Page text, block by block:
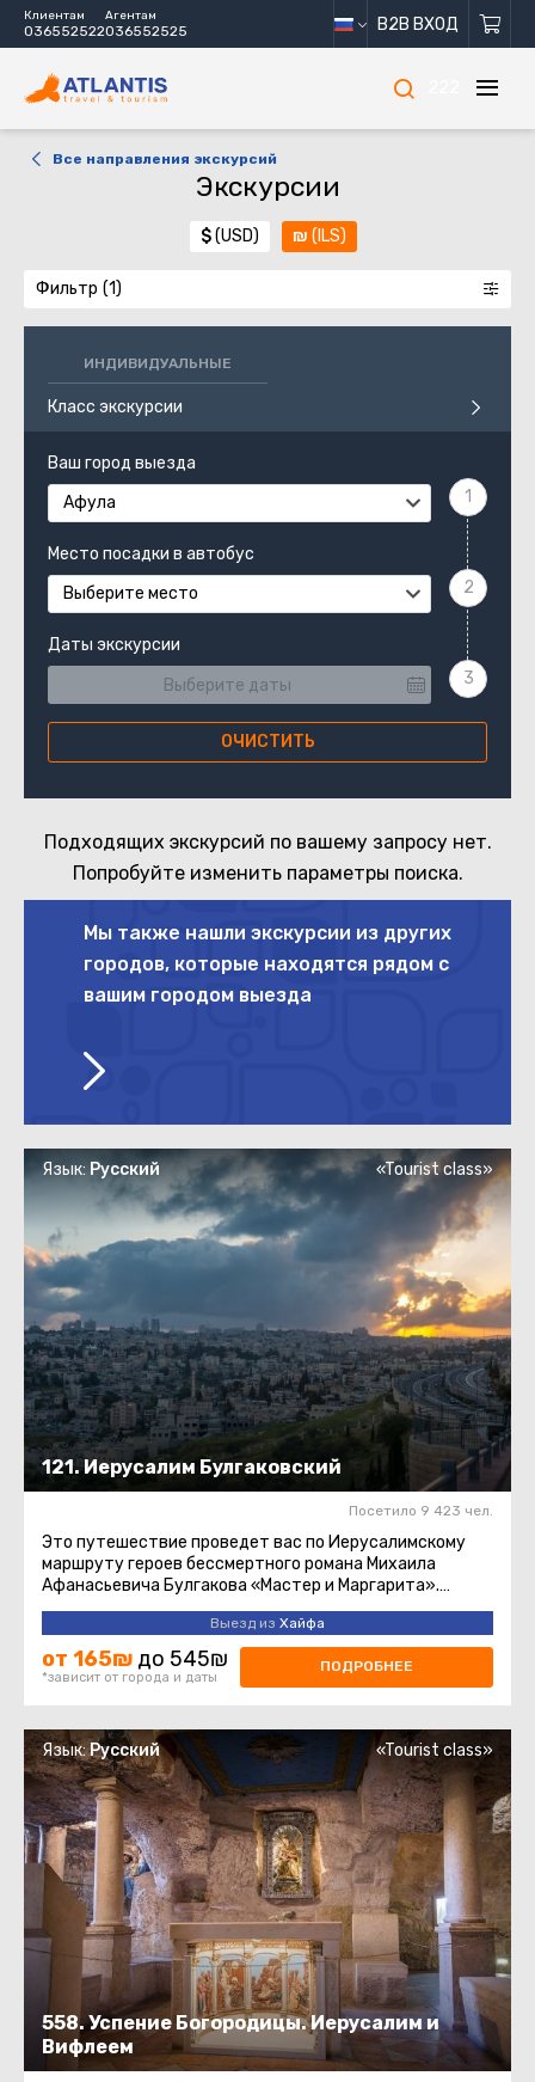
Клиентам
036552522
Агентам
036552525 B2B ВХОД
Все направления экскурсий
Экскурсии
$(USD) ₪ (ILS)
Фильтр
ИНДИВИДУАЛЬНЫЕ
Класс экскурсии
Ваш город выезда
Афула
Место посадки в автобус
Выберите место
Даты экскурсии
ОЧИСТИТЬ
Подходящих экскурсий по вашему запросу нет.
Попробуйте изменить параметры поиска.
Мы также нашли экскурсии из других
городов, которые находятся рядом с
вашим городом выезда
121. Иерусалим Булгаковский
Язык: Русский «Tourist class»
Посетило 9 423 чел.
Это путешествие проведет вас по Иерусалимскому
маршруту героев бессмертного романа Михаила
Афанасьевича Булгакова «Мастер и Маргарита».
Парадокс. Те, кто читал ...
Выезд из Хайфа
от 165₪ до 545₪
*зависит от города и даты
ПОДРОБНЕЕ
558. Успение Богородицы. Иерусалим и
Вифлеем
Язык:Русский «Tourist class»